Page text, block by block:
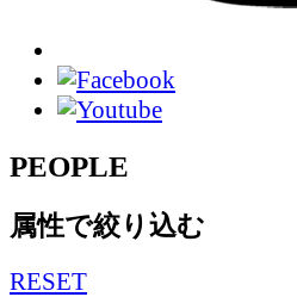
PEOPLE
属性で絞り込む
RESET